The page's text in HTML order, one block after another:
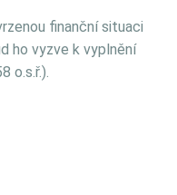
finanční situaci
ho vyzve k vyplnění
o.s.ř.).